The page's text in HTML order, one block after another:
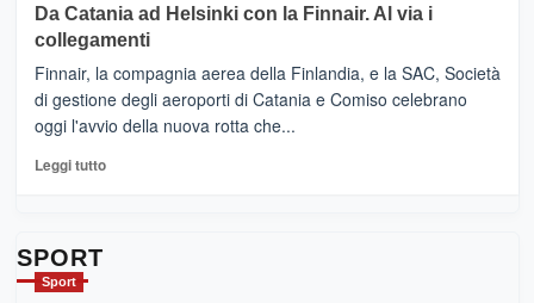
tappe
dell’enoturismo
RANDAZZO
–
Ci
siamo
quasi….
pronti
per
Da Catania ad Helsinki con la Finnair. Al via i
collegamenti
Finnair, la compagnia aerea della Finlandia, e la SAC, Società
di gestione degli aeroporti di Catania e Comiso celebrano
oggi l'avvio della nuova rotta che...
Leggi tuttoLeggi
SPORT
Sport